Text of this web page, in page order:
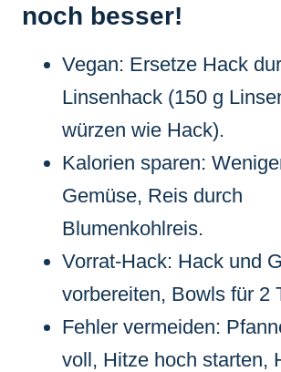
noch besser!
Vegan: Ersetze Hack
Linsenhack (150 g
würzen wie Hack).
Kalorien sparen:
Gemüse, Reis durch
Blumenkohlreis.
Vorrat-Hack: Hack und
vorbereiten, Bowls für 2
Fehler vermeiden:
voll, Hitze hoch starten,